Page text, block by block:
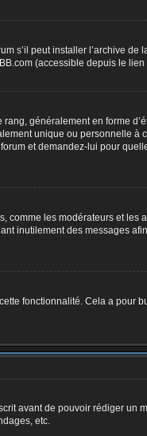
s’il peut installer l’archive
(accessible depuis le
généralement en forme
unique ou personnelle à
et demandez-lui pour
les modérateurs et les
inutilement des messages
fonctionnalité. Cela a pour
avant de pouvoir rédiger un
etc.